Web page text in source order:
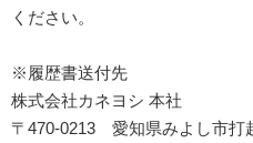
ください。
※履歴書送付先
株式会社カネヨシ 本社
〒470-0213 愛知県みよし市打